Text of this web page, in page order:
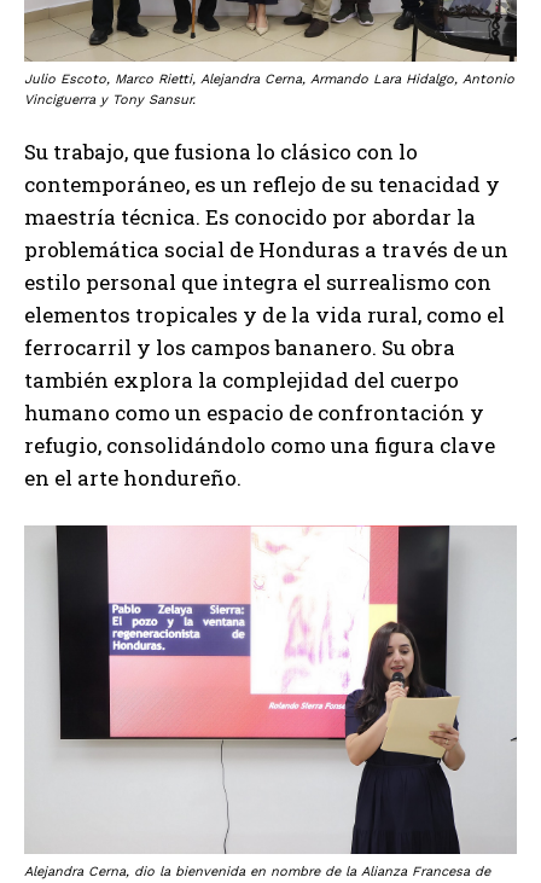
Julio Escoto, Marco Rietti, Alejandra Cerna, Armando Lara Hidalgo, Antonio
Vinciguerra y Tony Sansur.
Su trabajo, que fusiona lo clásico con lo
contemporáneo, es un reflejo de su tenacidad y
maestría técnica. Es conocido por abordar la
problemática social de Honduras a través de un
estilo personal que integra el surrealismo con
elementos tropicales y de la vida rural, como el
ferrocarril y los campos bananero. Su obra
también explora la complejidad del cuerpo
humano como un espacio de confrontación y
refugio, consolidándolo como una figura clave
en el arte hondureño.
Alejandra Cerna, dio la bienvenida en nombre de la Alianza Francesa de